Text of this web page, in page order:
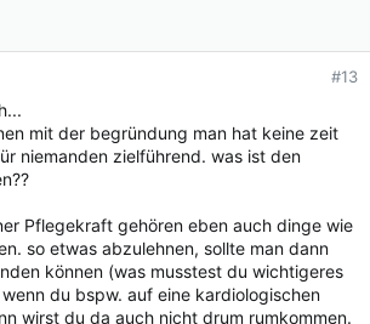
#13
mit der begründung man hat keine zeit
niemanden zielführend. was ist den
Pflegekraft gehören eben auch dinge wie
so etwas abzulehnen, sollte man dann
können (was musstest du wichtigeres
du bspw. auf eine kardiologischen
wirst du da auch nicht drum rumkommen.